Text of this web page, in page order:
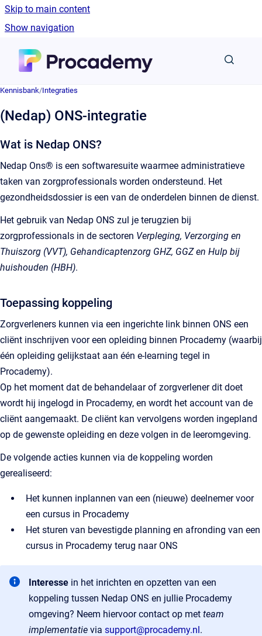
Skip to main content
Show navigation
Kennisbank/Integraties
(Nedap) ONS-integratie
Wat is Nedap ONS?
Nedap Ons® is een softwaresuite waarmee administratieve
taken van zorgprofessionals worden ondersteund. Het
gezondheidsdossier is een van de onderdelen binnen de dienst.
Het gebruik van Nedap ONS zul je terugzien bij
zorgprofessionals in de sectoren Verpleging, Verzorging en
Thuiszorg (VVT), Gehandicaptenzorg GHZ, GGZ en Hulp bij
huishouden (HBH).
Toepassing koppeling
Zorgverleners kunnen via een ingerichte link binnen ONS een
cliënt inschrijven voor een opleiding binnen Procademy (waarbij
één opleiding gelijkstaat aan één e-learning tegel in
Procademy).
Op het moment dat de behandelaar of zorgverlener dit doet
wordt hij ingelogd in Procademy, en wordt het account van de
cliënt aangemaakt. De cliënt kan vervolgens worden ingepland
op de gewenste opleiding en deze volgen in de leeromgeving.
De volgende acties kunnen via de koppeling worden
gerealiseerd:
Het kunnen inplannen van een (nieuwe) deelnemer voor
een cursus in Procademy
Het sturen van bevestigde planning en afronding van een
cursus in Procademy terug naar ONS
Interesse in het inrichten en opzetten van een
koppeling tussen Nedap ONS en jullie Procademy
omgeving? Neem hiervoor contact op met team
implementatie via support@procademy.nl.